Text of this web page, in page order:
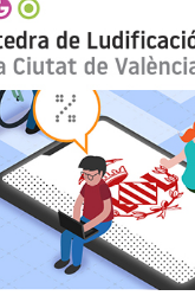
de
datos
sobre
ODS
de
ciudad
de
Valencia»